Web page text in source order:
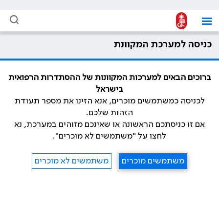
כניסה למערכת המקוונת
ברוכים הבאים למערכות המקוונות של ההסתדרות הרפואית
בישראל
לכניסה כמשתמשים מוכרים, אנא הזינו את מספר תעודת
הזהות שלכם.
אם זו כניסתכם הראשונה או שאינכם מזוהים במערכת, נא
לחצו על "משתמשים לא מוכרים".
משתמשים מוכרים משתמשים לא מוכרים